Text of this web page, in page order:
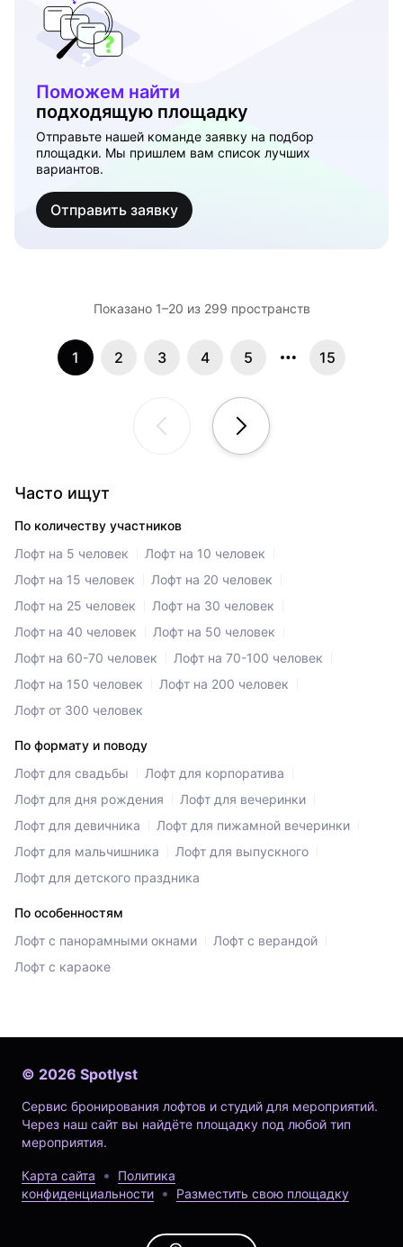
Поможем найти
подходящую площадку
Отправьте нашей команде заявку на подбор
площадки. Мы пришлем вам список лучших
вариантов.
Отправить заявку
Показано 1–20 из 299 пространств
1 2 3 4 5 15
Часто ищут
По количеству участников
Лофт на 5 человек
Лофт на 10 человек
Лофт на 15 человек
Лофт на 20 человек
Лофт на 25 человек
Лофт на 30 человек
Лофт на 40 человек
Лофт на 50 человек
Лофт на 60-70 человек
Лофт на 70-100 человек
Лофт на 150 человек
Лофт на 200 человек
Лофт от 300 человек
По формату и поводу
Лофт для свадьбы
Лофт для корпоратива
Лофт для дня рождения
Лофт для вечеринки
Лофт для девичника
Лофт для пижамной вечеринки
Лофт для мальчишника
Лофт для выпускного
Лофт для детского праздника
По особенностям
Лофт с панорамными окнами
Лофт с верандой
Лофт с караоке
© 2026 Spotlyst
Сервис бронирования лофтов и студий для мероприятий.
Через наш сайт вы найдёте площадку под любой тип
мероприятия.
Карта сайта
Политика
конфиденциальности
Разместить свою площадку